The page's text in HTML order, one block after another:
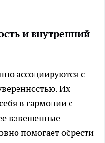
и внутренний
ассоциируются с
Их
в гармонии с
взвешенные
помогает обрести